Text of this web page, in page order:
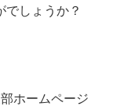
しょうか？
ホームページ